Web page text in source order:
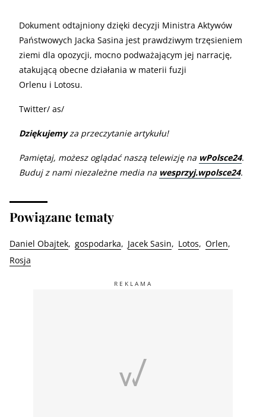
Dokument odtajniony dzięki decyzji Ministra Aktywów
Państwowych Jacka Sasina jest prawdziwym trzęsieniem
ziemi dla opozycji, mocno podważającym jej narrację,
atakującą obecne działania w materii fuzji
Orlenu i Lotosu.
Twitter/ as/
Dziękujemyza przeczytanie artykułu!
Pamiętaj, możesz oglądać naszą telewizję na wPolsce24.
Buduj z nami niezależne media na wesprzyj.wpolsce24.
Powiązane tematy
Daniel Obajtek gospodarka Jacek Sasin Lotos
Orlen
Rosja